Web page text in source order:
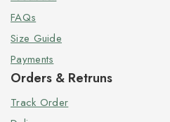
FAQs
Size Guide
Payments
Orders & Retruns
Track Order